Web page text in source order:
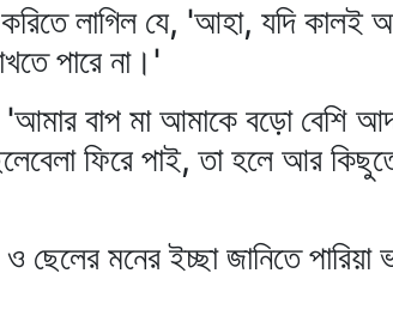
করিতে লাগিল যে, 'আহা, যদি কালই
পারে না।'
'আমার বাপ মা আমাকে বড়ো বেশি
ফিরে পাই, তা হলে আর
ছেলের মনের ইচ্ছা জানিতে